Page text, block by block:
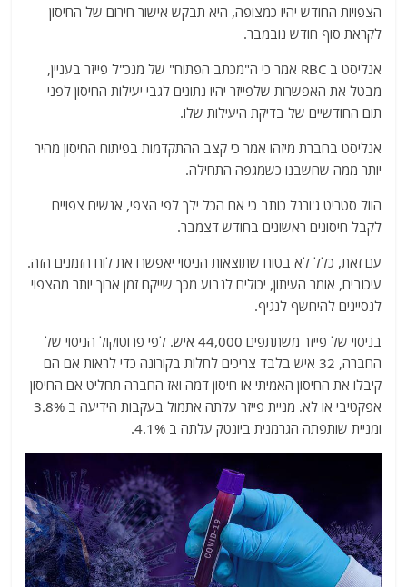
A
p
p
ra
m
b
o
o
k
הצפויות החודש יהיו כמצופה, היא תבקש אישור חירום של החיסון
לקראת סוף חודש נובמבר.
אנליסט ב RBC אמר כי ה"מכתב הפתוח" של מנכ"ל פייזר בעניין,
מבטל את האפשרות שלפייזר יהיו נתונים לגבי יעילות החיסון לפני
תום החודשיים של בדיקת היעילות שלו.
אנליסט בחברת מיזהו אמר כי קצב ההתקדמות בפיתוח החיסון מהיר
יותר ממה שחשבנו כשמגפה התחילה.
הוול סטריט ג'ורנל כותב כי אם הכל ילך לפי הצפי, אנשים צפויים
לקבל חיסונים ראשונים בחודש דצמבר.
עם זאת, כלל לא בטוח שתוצאות הניסוי יאפשרו את לוח הזמנים הזה.
עיכובים, אומר העיתון, יכולים לנבוע מכך שייקח זמן ארוך יותר מהצפוי
לנסיינים להיחשף לנגיף.
בניסוי של פייזר משתתפים 44,000 איש. לפי פרוטוקול הניסוי של
החברה, 32 איש בלבד צריכים לחלות בקורונה כדי לראות אם הם
קיבלו את החיסון האמיתי או חיסון דמה ואז החברה תחליט אם החיסון
אפקטיבי או לא. מניית פייזר עלתה אתמול בעקבות הידיעה ב 3.8%
ומניית שותפתה הגרמנית ביונטק עלתה ב 4.1%.